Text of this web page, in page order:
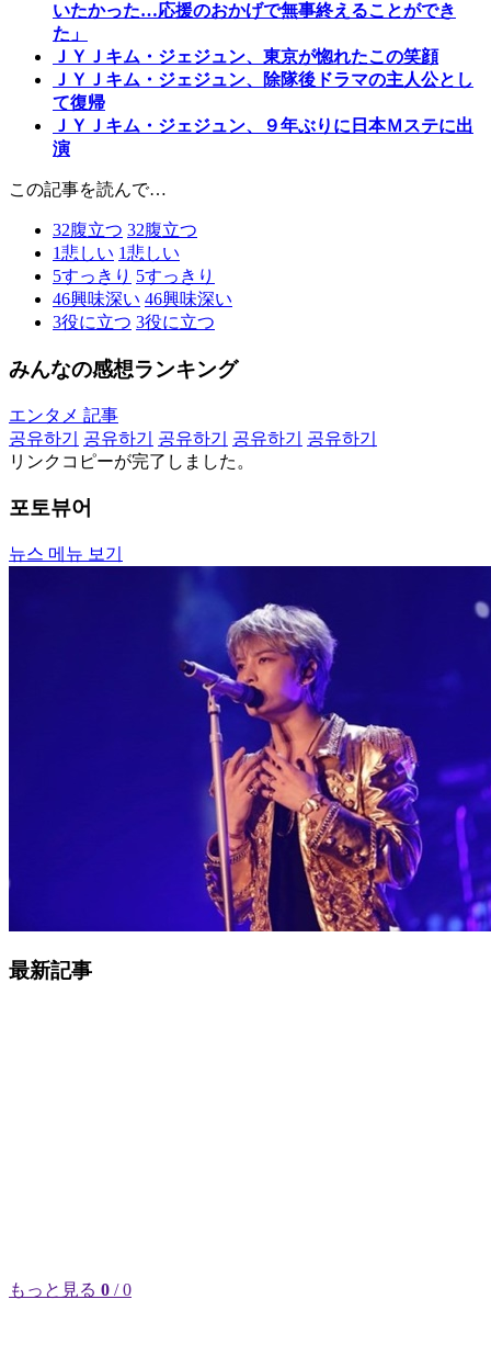
いたかった…応援のおかげで無事終えることができ
た」
ＪＹＪキム・ジェジュン、東京が惚れたこの笑顔
ＪＹＪキム・ジェジュン、除隊後ドラマの主人公とし
て復帰
ＪＹＪキム・ジェジュン、９年ぶりに日本Ｍステに出
演
この記事を読んで…
32腹立つ 32腹立つ
1悲しい 1悲しい
5すっきり 5すっきり
46興味深い 46興味深い
3役に立つ 3役に立つ
みんなの感想ランキング
エンタメ 記事
공유하기
공유하기 공유하기 공유하기
공유하기
リンクコピーが完了しました。
포토뷰어
뉴스 메뉴 보기
最新記事
もっと見る 0 / 0